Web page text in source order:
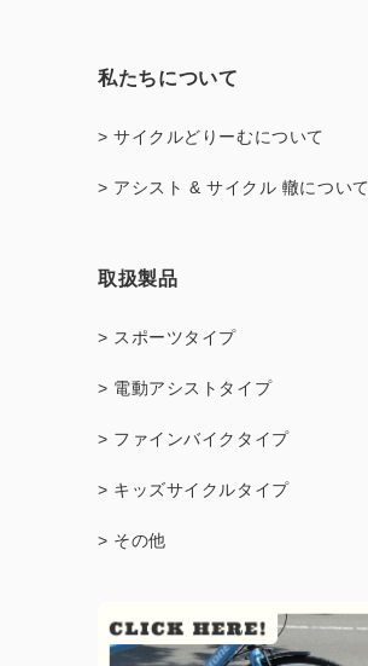
私たちについて
> サイクルどりーむについて
> アシスト & サイクル 轍につい
取扱製品
> スポーツタイプ
> 電動アシストタイプ
> ファインバイクタイプ
> キッズサイクルタイプ
> その他